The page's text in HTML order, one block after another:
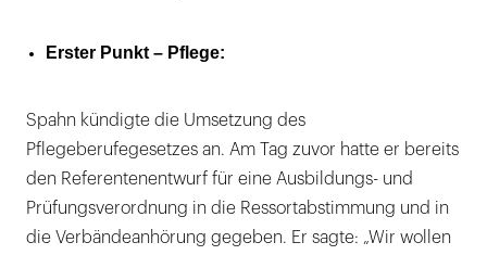
Erster Punkt – Pflege:
Spahn kündigte die Umsetzung des
Pflegeberufegesetzes an. Am Tag zuvor hatte er bereits
den Referentenentwurf für eine Ausbildungs- und
Prüfungsverordnung in die Ressortabstimmung und in
die Verbändeanhörung gegeben. Er sagte: „Wir wollen